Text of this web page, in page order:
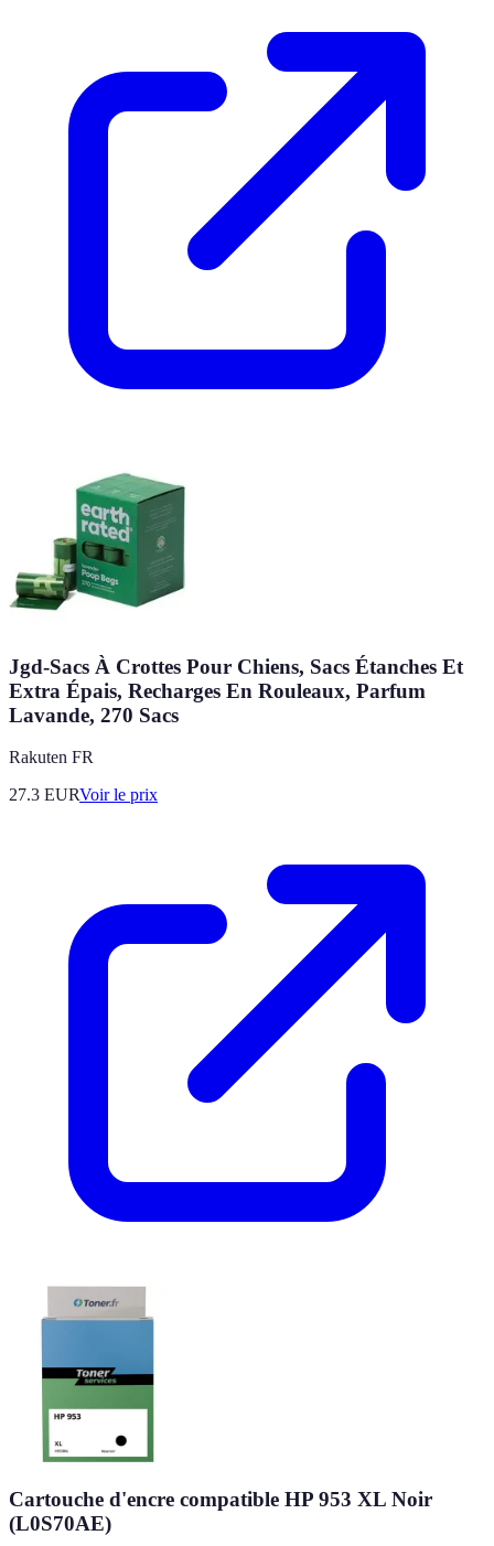
Jgd-Sacs À Crottes Pour Chiens, Sacs Étanches Et
Extra Épais, Recharges En Rouleaux, Parfum
Lavande, 270 Sacs
Rakuten FR
27.3 EURVoir le prix
Cartouche d'encre compatible HP 953 XL Noir
(L0S70AE)